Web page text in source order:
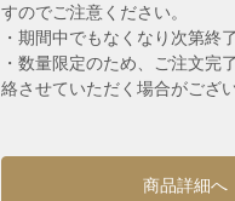
すのでご注意ください。
・期間中でもなくなり次第終
・数量限定のため、ご注文完
絡させていただく場合がござ
商品詳細へ